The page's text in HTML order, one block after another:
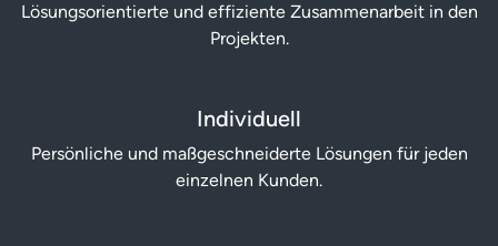
Lösungs­orientierte und effiziente Zusammen­arbeit in den
Projekten.
Individuell
Persönliche und maß­geschneiderte Lösungen für jeden
einzelnen Kunden.